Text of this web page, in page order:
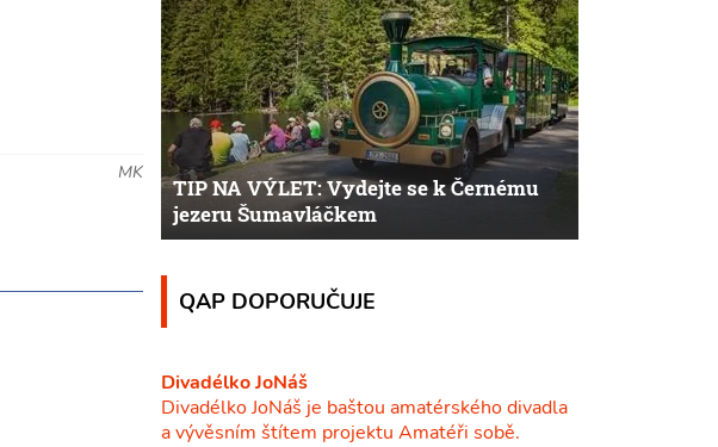
MK
TIP NA VÝLET: Vydejte se k Černému
jezeru Šumavláčkem
QAP DOPORUČUJE
Divadélko JoNáš
Divadélko JoNáš je baštou amatérského divadla
a vývěsním štítem projektu Amatéři sobě.